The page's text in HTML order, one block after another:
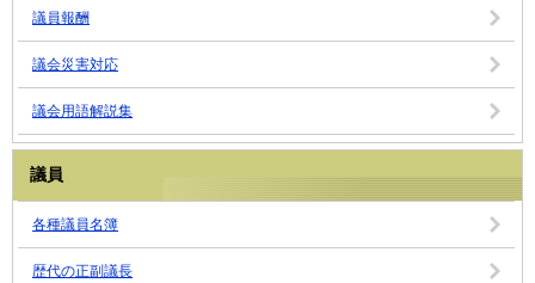
議員報酬
議会災害対応
議会用語解説集
議員
各種議員名簿
歴代の正副議長